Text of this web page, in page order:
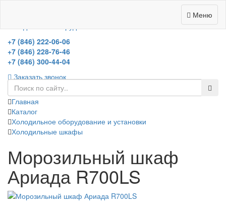
Меню
+7 (846) 222-06-06
+7 (846) 228-76-46
+7 (846) 300-44-04
Заказать звонок
Главная
Каталог
Холодильное оборудование и установки
Холодильные шкафы
Морозильный шкаф
Ариада R700LS